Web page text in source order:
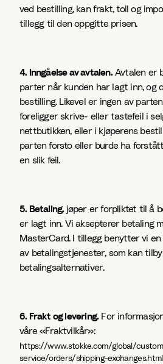
ved bestilling, kan frakt, toll og
tillegg til den oppgitte prisen.
4. Inngåelse av avtalen.Avtalen er
parter når kunden har lagt inn, og
bestilling. Likevel er ingen av
foreligger skrive- eller tastefeil i
nettbutikken, eller i kjøperens
parten forsto eller burde ha
en slik feil.
5. Betaling. jøper er forpliktet til å
er lagt inn. Vi aksepterer betaling
MasterCard. I tillegg benytter vi
av betalingstjenester, som kan
betalingsalternativer.
6. Frakt og levering.For
våre «Fraktvilkår»:
https://www.stokke.com/global/
service/orders/shipping-exchanges.html